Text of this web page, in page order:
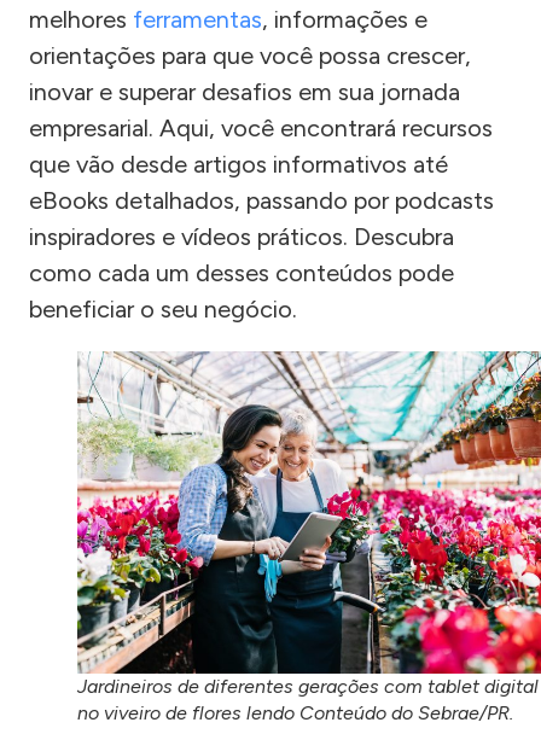
melhores ferramentas, informações e
orientações para que você possa crescer,
inovar e superar desafios em sua jornada
empresarial. Aqui, você encontrará recursos
que vão desde artigos informativos até
eBooks detalhados, passando por podcasts
inspiradores e vídeos práticos. Descubra
como cada um desses conteúdos pode
beneficiar o seu negócio.
Jardineiros de diferentes gerações com tablet digital
no viveiro de flores lendo Conteúdo do Sebrae/PR.